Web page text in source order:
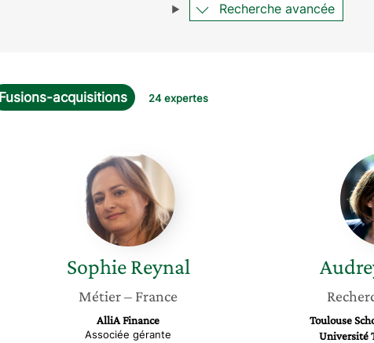
Recherche avancée
Fusions-acquisitions 24 expertes
Sophie
Reynal
Sophie Reynal
Métier– France
AlliA Finance
Associée gérante
Toulouse
Université